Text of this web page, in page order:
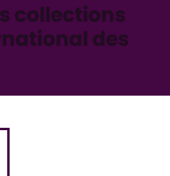
collections
des